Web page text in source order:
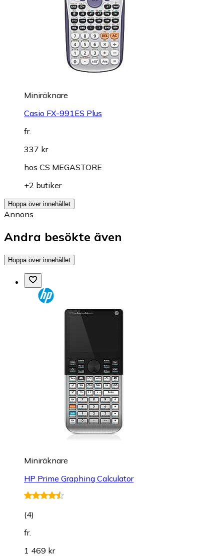
Miniräknare
Casio FX-991ES Plus
fr.
337 kr
hos CS MEGASTORE
+2 butiker
Hoppa över innehållet
Annons
Andra besökte även
Hoppa över innehållet
Miniräknare
HP Prime Graphing Calculator
(4)
fr.
1 469 kr